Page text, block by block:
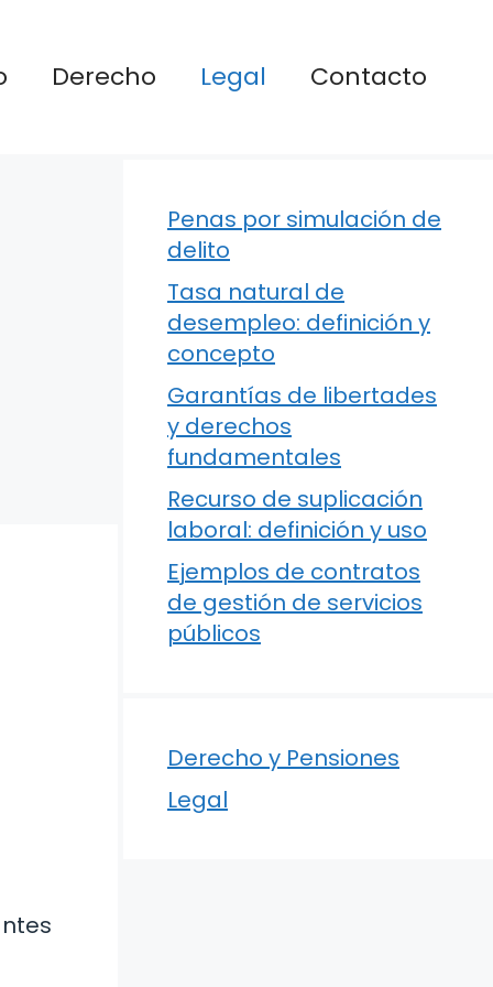
Derecho Legal Contacto
Penas por simulación de
delito
Tasa natural de
desempleo: definición y
concepto
Garantías de libertades
y derechos
fundamentales
Recurso de suplicación
laboral: definición y uso
Ejemplos de contratos
de gestión de servicios
públicos
Derecho y Pensiones
Legal